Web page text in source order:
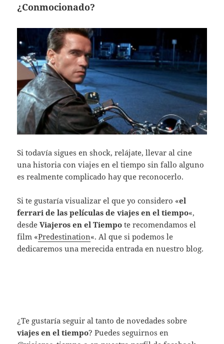
¿Conmocionado?
Si todavía sigues en shock, relájate, llevar al cine
una historia con viajes en el tiempo sin fallo alguno
es realmente complicado hay que reconocerlo.
Si te gustaría visualizar el que yo considero «el
ferrari de las películas de viajes en el tiempo«,
desdeViajeros en el Tiempo te recomendamos el
film «Predestination«. Al que si podemos le
dedicaremos una merecida entrada en nuestro blog.
¿Te gustaría seguir al tanto de novedades sobre
viajes en el tiempo? Puedes seguirnos en